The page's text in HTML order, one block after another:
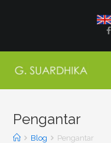
Pengantar
Blog Pengantar